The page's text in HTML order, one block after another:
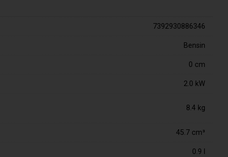
7392930886346
Bensin
0 cm
2.0 kW
8.4 kg
45.7 cm³
0.9 l